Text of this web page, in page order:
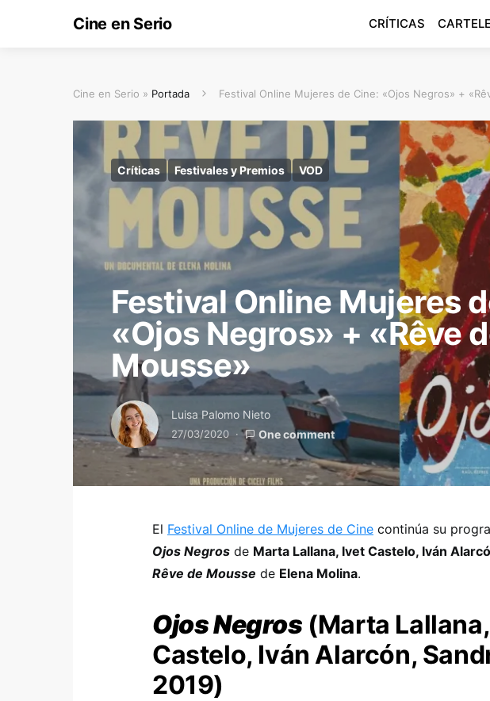
Cine en Serio CRÍTICAS
Cine en Serio » Portada Festival Online Mujeres de Cine: «Ojos Negros» +
Críticas Festivales y Premios VOD
Festival Online Mujeres
«Ojos Negros» + «Rêve
Mousse»
Luisa Palomo Nieto
27/03/2020 One comment
El Festival Online de Mujeres de Cine continúa su
Ojos Negros de Marta Lallana, Ivet Castelo, Iván
Rêve de Mousse de Elena Molina.
Ojos Negros (Marta
Castelo, Iván Alarcón,
2019)